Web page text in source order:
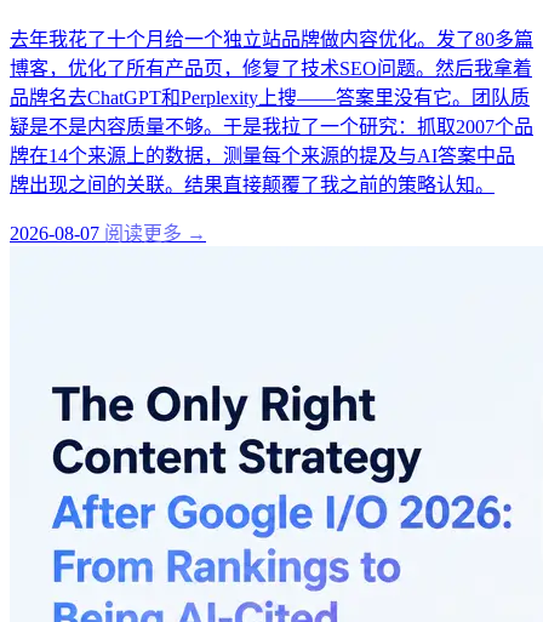
去年我花了十个月给一个独立站品牌做内容优化。发了80多篇
博客，优化了所有产品页，修复了技术SEO问题。然后我拿着
品牌名去ChatGPT和Perplexity上搜——答案里没有它。团队质
疑是不是内容质量不够。于是我拉了一个研究：抓取2007个品
牌在14个来源上的数据，测量每个来源的提及与AI答案中品
牌出现之间的关联。结果直接颠覆了我之前的策略认知。
2026-08-07 阅读更多 →